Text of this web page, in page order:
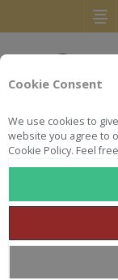
Cookie Consent
We use cookies to
website you agree to
Cookie Policy. Feel